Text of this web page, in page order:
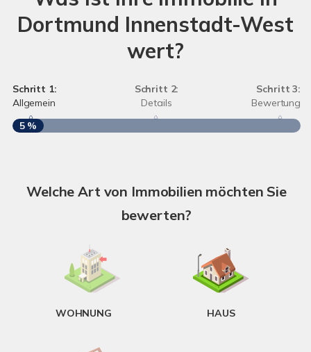
Dortmund Innenstadt-West
wert?
Schritt 1:
Allgemein
Schritt 2:
Details
Schritt 3:
Bewertung
5 %
Welche Art von Immobilien möchten Sie
bewerten?
WOHNUNG HAUS